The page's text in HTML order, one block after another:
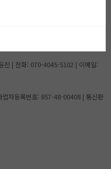
진 | 전화: 070-4045-5102 | 이메일:
자등록번호: 857-48-00408 | 통신판